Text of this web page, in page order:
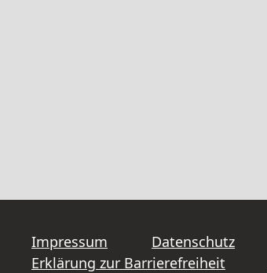
Impressum
Datenschutz
Erklärung zur Barrierefreiheit